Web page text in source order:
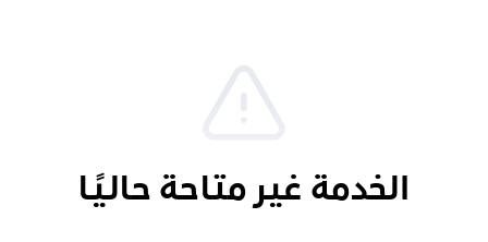
الخدمة غير متاحة حاليًا